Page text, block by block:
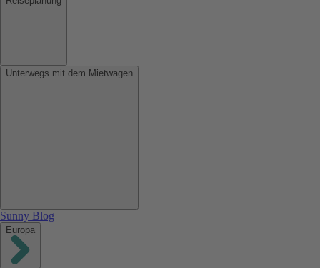
Unterwegs mit dem Mietwagen
Sunny Blog
Europa